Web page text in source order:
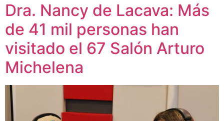
Dra. Nancy de Lacava: Más
de 41 mil personas han
visitado el 67 Salón Arturo
Michelena